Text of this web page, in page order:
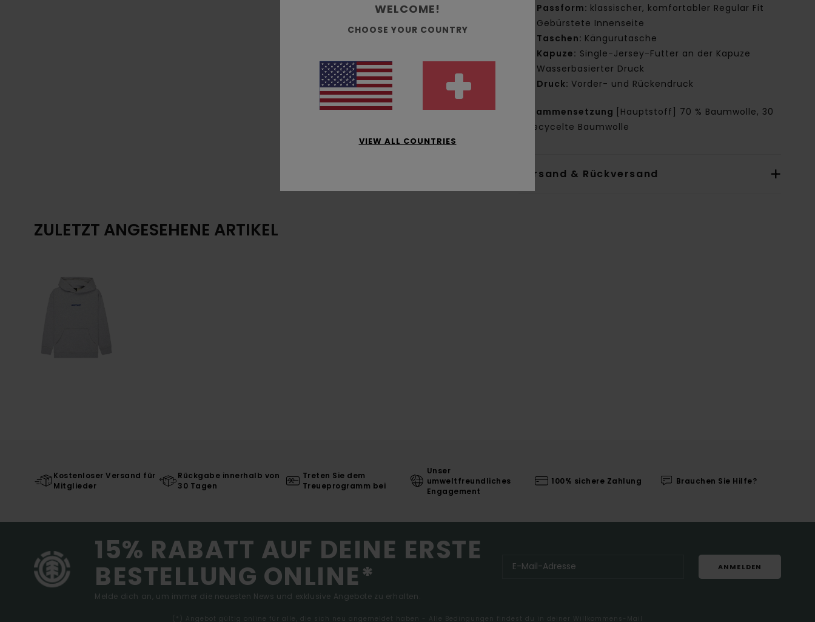
Passform: klassischer, komfortabler Regular Fit
Gebürstete Innenseite
Taschen: Kängurutasche
Kapuze: Single-Jersey-Futter an der Kapuze
Wasserbasierter Druck
Druck:Vorder- und Rückendruck
Zusammensetzung
[Hauptstoff] 70 % Baumwolle, 30
% recycelte Baumwolle
Versand & Rückversand
ZULETZT ANGESEHENE ARTIKEL
Kostenloser Versand für
Mitglieder
Rückgabe innerhalb von
30 Tagen
Treten Sie dem
Treueprogramm bei
Unser
umweltfreundliches
Engagement
100% sichere Zahlung Brauchen Sie Hilfe?
15% RABATT AUF DEINE ERSTE
BESTELLUNG ONLINE*
Melde dich an, um immer die neuesten News und exklusive Angebote zu erhalten.
ANMELDEN
(*) Angebot gültig online für alle, die sich neu angemeldet haben - Alle Bedingungen findest du in deiner Willkommens-Mail
WELCOME!
CHOOSE YOUR COUNTRY
VIEW ALL COUNTRIES